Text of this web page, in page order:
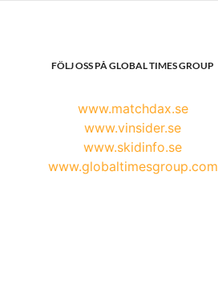
FÖLJ OSS PÅ GLOBAL TIMES GROUP
www.matchdax.se
www.vinsider.se
www.skidinfo.se
www.globaltimesgroup.com